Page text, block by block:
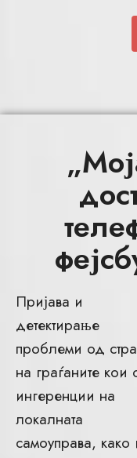
Пријава и
детектирање
проблеми од
на граѓаните кои
ингеренции на
локалната
самоуправа, како
граѓаните и
остваруваат директен
контакт со нив,
цел
пријавените проблеми
да се решат во набрз
временски рок.